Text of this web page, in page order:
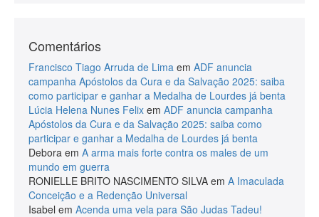
Comentários
Francisco Tiago Arruda de Lima em ADF anuncia
campanha Apóstolos da Cura e da Salvação 2025: saiba
como participar e ganhar a Medalha de Lourdes já benta
Lúcia Helena Nunes Felix em ADF anuncia campanha
Apóstolos da Cura e da Salvação 2025: saiba como
participar e ganhar a Medalha de Lourdes já benta
Debora em A arma mais forte contra os males de um
mundo em guerra
RONIELLE BRITO NASCIMENTO SILVA em A Imaculada
Conceição e a Redenção Universal
Isabel em Acenda uma vela para São Judas Tadeu!